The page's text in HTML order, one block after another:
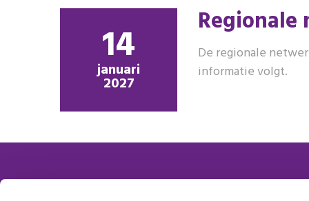
14
januari
2027
De regionale
informatie volgt.